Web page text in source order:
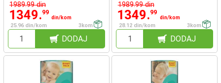
1989.99 din
1349.99
din/kom
25.96 din/kom
3kom
DODAJ
1989.99 din
1349.99
din/kom
28.12 din/kom
3kom
DODAJ